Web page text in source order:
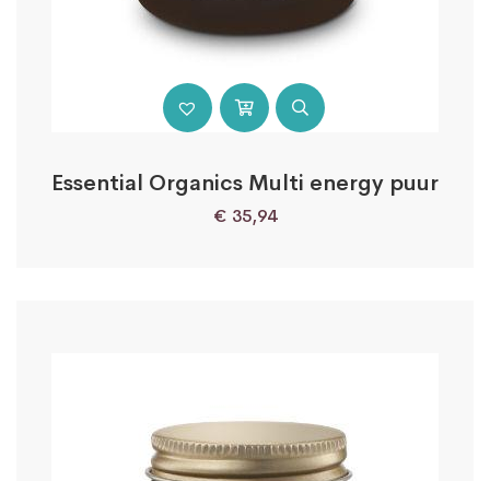
Essential Organics Multi energy puur
€ 35,94